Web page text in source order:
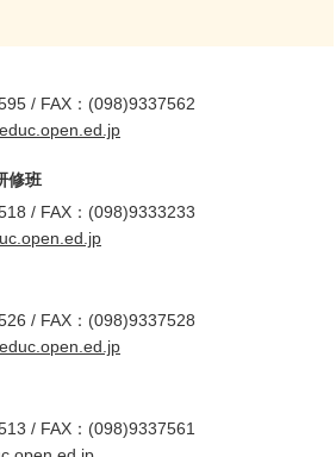
/ FAX：(098)9337562
修班
/ FAX：(098)9333233
/ FAX：(098)9337528
/ FAX：(098)9337561